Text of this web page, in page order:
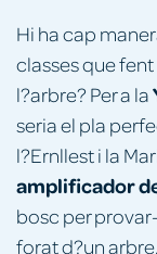
Hi ha cap
classes que
l?arbre? Per a la
seria el pla
l?Ernllest i la
amplificador
bosc per
forat d?un